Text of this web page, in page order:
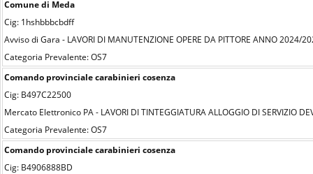
Comune di Meda
Cig: 1hshbbbcbdff
Avviso di Gara - LAVORI DI MANUTENZIONE OPERE DA PITTORE ANNO 2024/
Categoria Prevalente: OS7
Comando provinciale carabinieri cosenza
Cig: B497C22500
Mercato Elettronico PA - LAVORI DI TINTEGGIATURA ALLOGGIO DI SERVIZIO
Categoria Prevalente: OS7
Comando provinciale carabinieri cosenza
Cig: B4906888BD